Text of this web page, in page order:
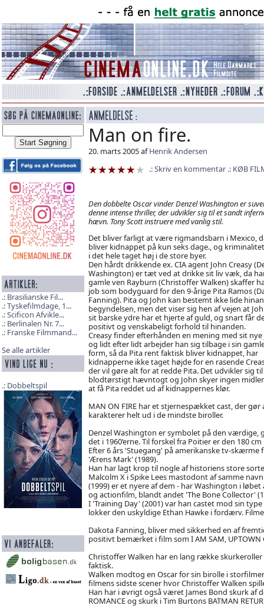
Brasilianske Fil...
Tyskefilmdage, 1...
Scificon Afvikle...
Berlinalen Nr. 7...
Franske Filmmand...
Se alle artikler
Dobbeltspil
Man on fire.
20. marts 2005 afHenrik Andersen
Skriv en kommentar
KØB
Den dobbelte Oscar vinder Denzel Washington er
denne intense thriller, der udvikler sig til et sandt
hævn. Tony Scott instruere med vanlig stil.
Det bliver farligt at være rigmandsbarn i Mexico,
bliver kidnappet på kun seks dage., og
i det hele taget høj i de store byer.
Den hårdt drikkende ex. CIA agent John Creasy
Washington) er tæt ved at drikke sit liv væk, da
gamle ven Rayburn (Christoffer Walken) skaffer
job som bodyguard for den 9-årige Pita Ramos
Fanning). Pita og John kan bestemt ikke lide
begyndelsen, men det viser sig hen af vejen at
sit barske ydre har et hjerte af guld, og snart får
positivt og venskabeligt forhold til hinanden.
Creasy finder efterhånden en mening med sit nye
og lidt efter lidt arbejder han sig tilbage i sin
form, så da Pita rent faktisk bliver kidnappet, har
kidnapperne ikke taget højde for en rasende
der vil gøre alt for at redde Pita. Det udvikler sig
blodtørstigt hævntogt og John skyer ingen
at få Pita reddet ud af kidnappernes klør.
MAN ON FIRE har et stjernespækket cast, der
karakterer helt ud i de mindste biroller.
Denzel Washington er symbolet på den værdige,
det i 1960’erne. Til forskel fra Poitier er den 180
Efter 6 års 'Stuegang' på amerikanske tv-
'Ærens Mark' (1989).
Han har lagt krop til nogle af historiens store
Malcolm X i Spike Lees mastodont af samme
(1999) er et nyere af dem - har Washington i
og actionfilm, blandt andet 'The Bone Collector'
I 'Training Day' (2001) var han castet mod sin
lokker den uskyldige Ethan Hawke i fordærv.
Dakota Fanning, bliver med sikkerhed en af
positivt bemærket i film som I AM SAM, UPTOWN
Christoffer Walken har en lang række
faktisk.
Walken modtog en Oscar for sin birolle i
filmens sidste scener hvor Christoffer Walken
Han har i øvrigt også været James Bond skurk af
ROMANCE og skurk i Tim Burtons BATMAN